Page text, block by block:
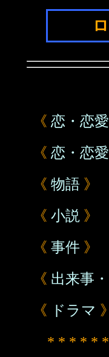
《 恋・恋愛
《 恋・恋愛
《 物語 》
《 小説 》
《 事件 》
《 出来事
《
ドラマ 》
* * * * *